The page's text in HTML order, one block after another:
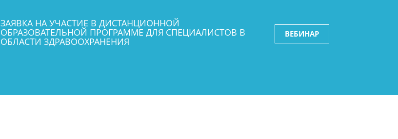
ЗАЯВКА НА УЧАСТИЕ В ДИСТАНЦИОННОЙ
ОБРАЗОВАТЕЛЬНОЙ ПРОГРАММЕ ДЛЯ СПЕЦИАЛИСТОВ В
ОБЛАСТИ ЗДРАВООХРАНЕНИЯ
ВЕБИНАР